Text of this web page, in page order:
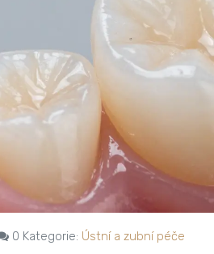
0 Kategorie: Ústní a zubní péče